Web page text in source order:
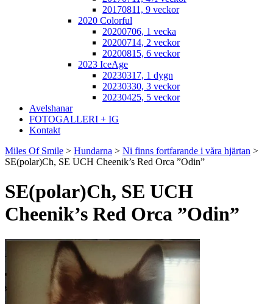
20170811, 9 veckor
2020 Colorful
20200706, 1 vecka
20200714, 2 veckor
20200815, 6 veckor
2023 IceAge
20230317, 1 dygn
20230330, 3 veckor
20230425, 5 veckor
Avelshanar
FOTOGALLERI + IG
Kontakt
Miles Of Smile > Hundarna > Ni finns fortfarande i våra hjärtan >
SE(polar)Ch, SE UCH Cheenik’s Red Orca ”Odin”
SE(polar)Ch, SE UCH
Cheenik’s Red Orca ”Odin”